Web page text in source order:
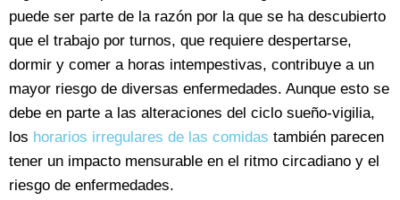
puede ser parte de la razón por la que se ha descubierto
que el trabajo por turnos, que requiere despertarse,
dormir y comer a horas intempestivas, contribuye a un
mayor riesgo de diversas enfermedades. Aunque esto se
debe en parte a las alteraciones del ciclo sueño-vigilia,
los horarios irregulares de las comidas también parecen
tener un impacto mensurable en el ritmo circadiano y el
riesgo de enfermedades.